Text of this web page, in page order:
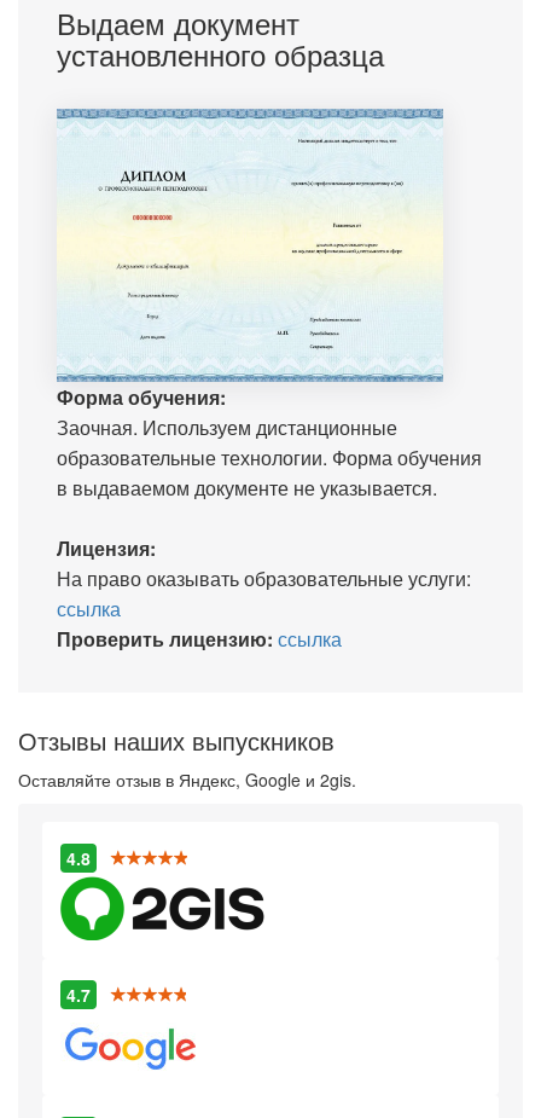
Выдаем документ
установленного образца
Форма обучения:
Заочная. Используем дистанционные
образовательные технологии. Форма обучения
в выдаваемом документе не указывается.
Лицензия:
На право оказывать образовательные услуги:
ссылка
Проверить лицензию: ссылка
Отзывы наших выпускников
Оставляйте отзыв в Яндекс, Google и 2gis.
4.8
4.7